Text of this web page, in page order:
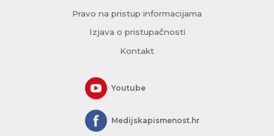
Pravo na pristup informacijama
Izjava o pristupačnosti
Kontakt
Youtube
Medijskapismenost.hr